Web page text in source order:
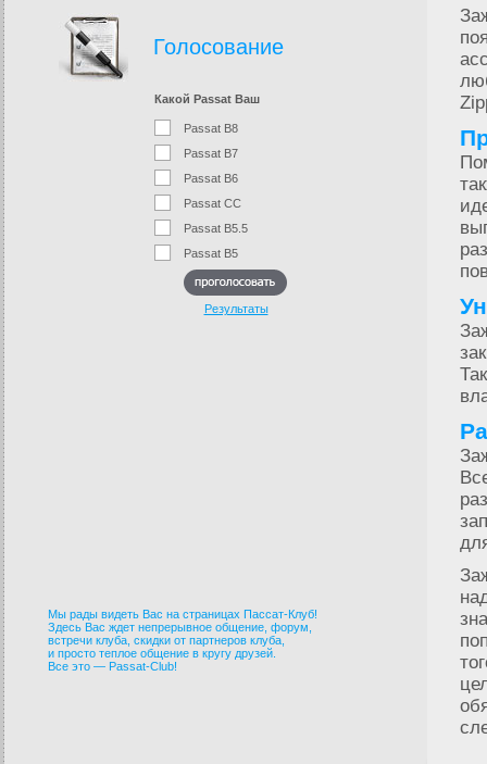
Голосование
Какой Passat Ваш
Passat B8
Passat B7
Passat B6
Passat CC
Passat B5.5
Passat B5
Результаты
Мы рады видеть Вас на страницах Пассат-Клуб!
Здесь Вас ждет непрерывное общение, форум,
встречи клуба, скидки от партнеров клуба,
и просто теплое общение в кругу друзей.
Все это — Passat-Club!